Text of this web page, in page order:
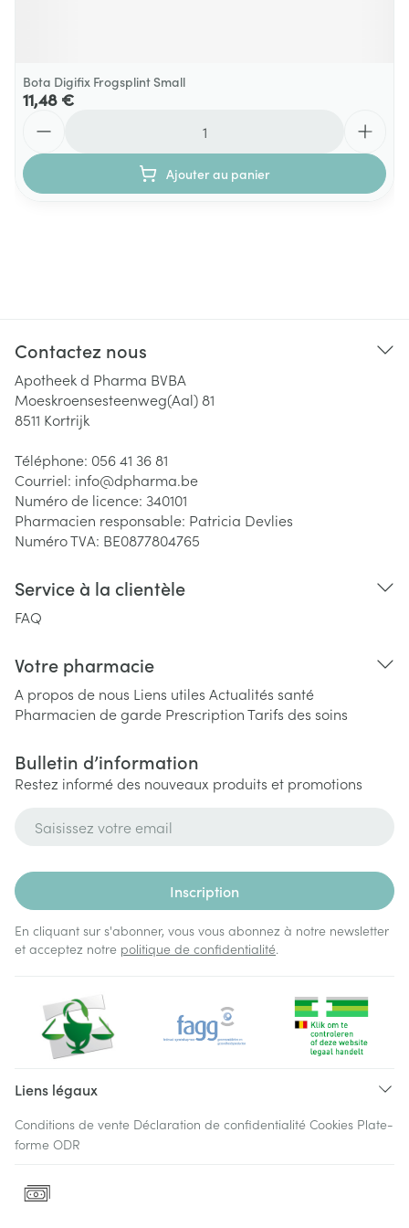
Bota Digifix Frogsplint Small
11,48 €
Ajouter au panier
Contactez nous
Apotheek d Pharma BVBA
Moeskroensesteenweg(Aal) 81
8511 Kortrijk
Téléphone: 056 41 36 81
Courriel: info@dpharma.be
Numéro de licence: 340101
Pharmacien responsable: Patricia Devlies
Numéro TVA: BE0877804765
Service à la clientèle
FAQ
Votre pharmacie
A propos de nous Liens utiles Actualités santé
Pharmacien de garde PrescriptionTarifs des soins
Bulletin d’information
Restez informé des nouveaux produits et promotions
Inscription
En cliquant sur s'abonner, vous vous abonnez à notre newsletter
et acceptez notre politique de confidentialité.
Liens légaux
Conditions de vente Déclaration de confidentialité Cookies Plate-
forme ODR